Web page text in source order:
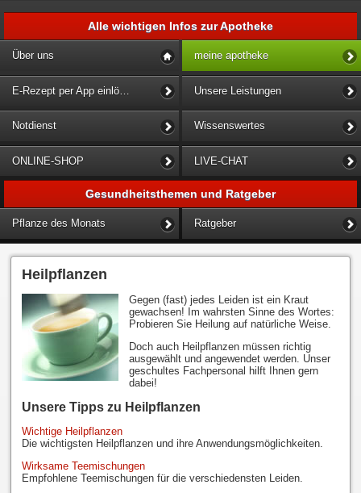
Alle wichtigen Infos zur Apotheke
Über uns meine apotheke
Unsere Leistungen
Notdienst Wissenswertes
ONLINE-SHOP LIVE-CHAT
Gesundheitsthemen und Ratgeber
Pflanze des Monats Ratgeber
Heilpflanzen
Gegen (fast) jedes Leiden ist ein Kraut
gewachsen! Im wahrsten Sinne des Wortes:
Probieren Sie Heilung auf natürliche Weise.
Doch auch Heilpflanzen müssen richtig
ausgewählt und angewendet werden. Unser
geschultes Fachpersonal hilft Ihnen gern
dabei!
Unsere Tipps zu Heilpflanzen
Wichtige Heilpflanzen
Die wichtigsten Heilpflanzen und ihre Anwendungsmöglichkeiten.
Wirksame Teemischungen
Empfohlene Teemischungen für die verschiedensten Leiden.